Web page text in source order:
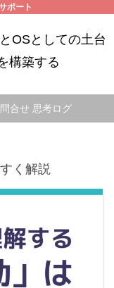
ポート
OSとしての土台
構築する
問合せ 思考ログ
く解説